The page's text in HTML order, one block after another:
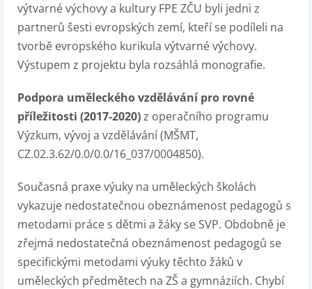
výtvarné výchovy a kultury FPE ZČU byli jedni z
partnerů šesti evropských zemí, kteří se podíleli na
tvorbě evropského kurikula výtvarné výchovy.
Výstupem z projektu byla rozsáhlá monografie.
Podpora uměleckého vzdělávání pro rovné
příležitosti (2017-2020)z operačního programu
Výzkum, vývoj a vzdělávání (MŠMT,
CZ.02.3.62/0.0/0.0/16_037/0004850).
Současná praxe výuky na uměleckých školách
vykazuje nedostatečnou obeznámenost pedagogů s
metodami práce s dětmi a žáky se SVP. Obdobně je
zřejmá nedostatečná obeznámenost pedagogů se
specifickými metodami výuky těchto žáků v
uměleckých předmětech na ZŠ a gymnáziích. Chybí